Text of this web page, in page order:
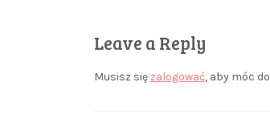
Leave a Reply
Musisz się zalogować, aby móc